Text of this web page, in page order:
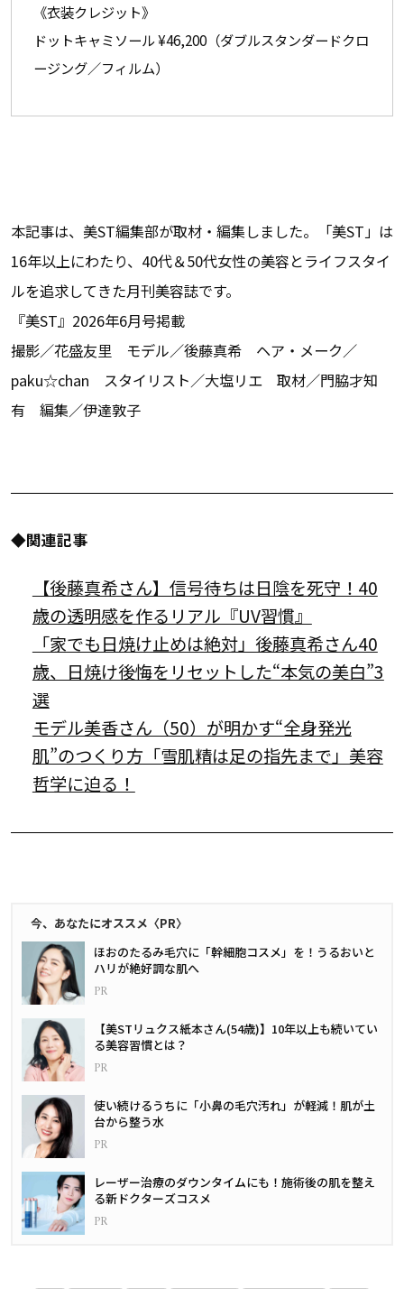
《衣装クレジット》
ドットキャミソール ¥46,200（ダブルスタンダードクロ
ージング／フィルム）
本記事は、美ST編集部が取材・編集しました。「美ST」は
16年以上にわたり、40代＆50代女性の美容とライフスタイ
ルを追求してきた月刊美容誌です。
『美ST』2026年6月号掲載
撮影／花盛友里 モデル／後藤真希 ヘア・メーク／
paku☆chan スタイリスト／大塩リエ 取材／門脇才知
有 編集／伊達敦子
◆関連記事
【後藤真希さん】信号待ちは日陰を死守！40
歳の透明感を作るリアル『UV習慣』
「家でも日焼け止めは絶対」後藤真希さん40
歳、日焼け後悔をリセットした“本気の美白”3
選
モデル美香さん（50）が明かす“全身発光
肌”のつくり方「雪肌精は足の指先まで」美容
哲学に迫る！
今、あなたにオススメ〈PR〉
ほおのたるみ毛穴に「幹細胞コスメ」を！うるおいと
ハリが絶好調な肌へ
【美STリュクス紙本さん(54歳)】10年以上も続いてい
る美容習慣とは？
使い続けるうちに「小鼻の毛穴汚れ」が軽減！肌が土
台から整う水
レーザー治療のダウンタイムにも！施術後の肌を整え
る新ドクターズコスメ